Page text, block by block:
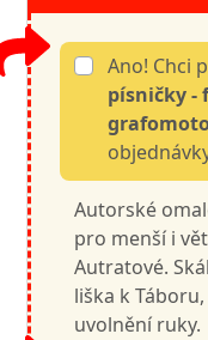
Ano! Chci
písničky -
Autorské
pro menší i
Autratové.
liška k
uvolnění ruky.